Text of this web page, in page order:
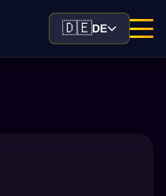
🇩🇪DE